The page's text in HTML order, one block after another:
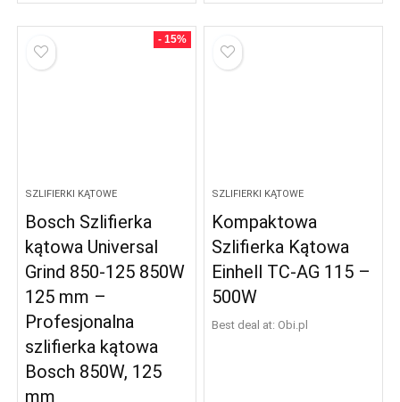
- 15%
SZLIFIERKI KĄTOWE
Bosch Szlifierka
kątowa Universal
Grind 850-125 850W
125 mm –
Profesjonalna
szlifierka kątowa
Bosch 850W, 125
mm
SZLIFIERKI KĄTOWE
Kompaktowa
Szlifierka Kątowa
Einhell TC-AG 115 –
500W
Best deal at: obi.pl